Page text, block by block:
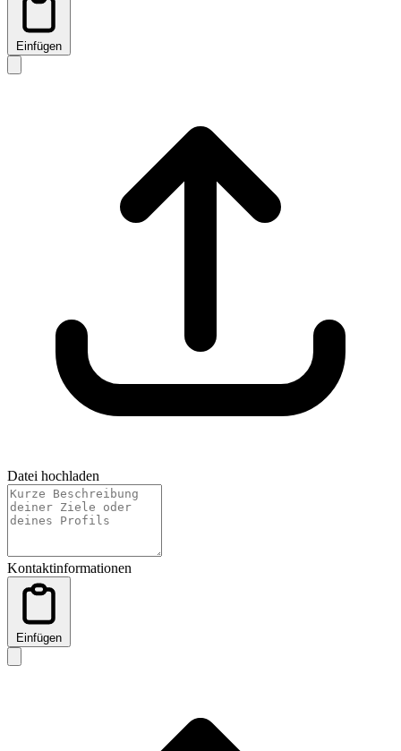
Einfügen
Datei hochladen
Kontaktinformationen
Einfügen